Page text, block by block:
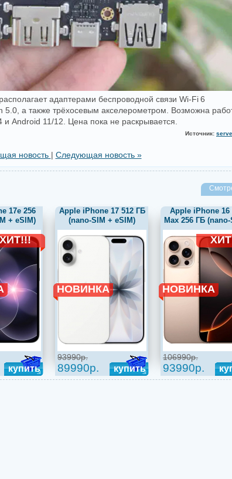
адаптерами беспроводной связи Wi-Fi 6
а также трёхосевым акселерометром. Возможна
Android 11/12. Цена пока не раскрывается.
Источник:
новость | Следующая новость »
17e 256
+ eSIM)
ХИТ!!!
купить
Apple iPhone 17 512 ГБ
(nano-SIM + eSIM)
белый
НОВИНКА
93990р.
89990р. купить
Apple iPhone 16
Max 256 ГБ (nano-
eSIM) пустынный
НОВИНКА
106990р.
93990р.